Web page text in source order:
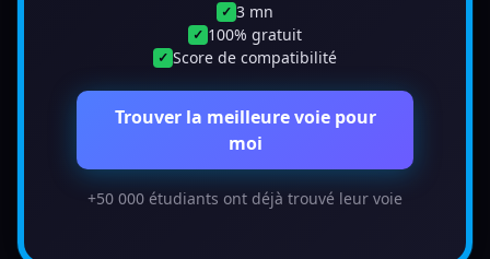
✓ 3 mn
✓ 100% gratuit
✓ Score de compatibilité
Trouver la meilleure voie pour
moi
+50 000 étudiants ont déjà trouvé leur voie